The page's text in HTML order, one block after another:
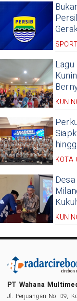
KOTA
PT Wahana
Jl. Perjuangan No. 09,